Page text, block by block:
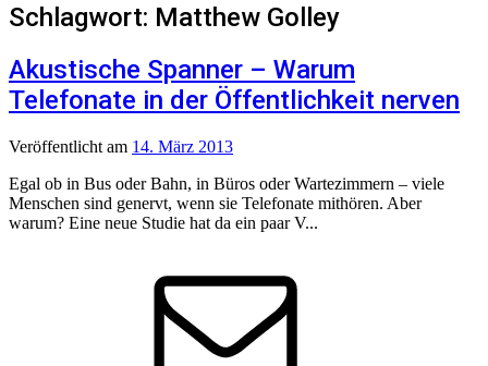
Schlagwort: Matthew Golley
Akustische Spanner – Warum
Telefonate in der Öffentlichkeit nerven
Veröffentlicht am 14. März 2013
Egal ob in Bus oder Bahn, in Büros oder Wartezimmern – viele
Menschen sind genervt, wenn sie Telefonate mithören. Aber
warum? Eine neue Studie hat da ein paar V...